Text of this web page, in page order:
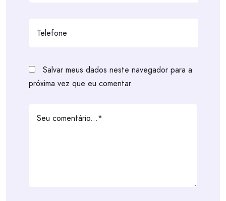
Salvar meus dados neste navegador para a
próxima vez que eu comentar.